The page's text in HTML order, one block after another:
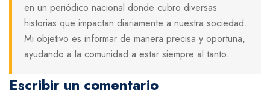
en un periódico nacional donde cubro diversas
historias que impactan diariamente a nuestra sociedad.
Mi objetivo es informar de manera precisa y oportuna,
ayudando a la comunidad a estar siempre al tanto.
Escribir un comentario